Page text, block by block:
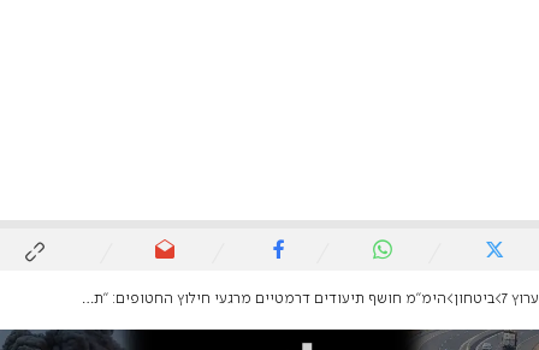
ערוץ 7 ביטחון הימ"מ חושף תיעודים דרמטיים מרגעי חילוץ החטופים: "תנשמי, לוקחים אותך הביתה"